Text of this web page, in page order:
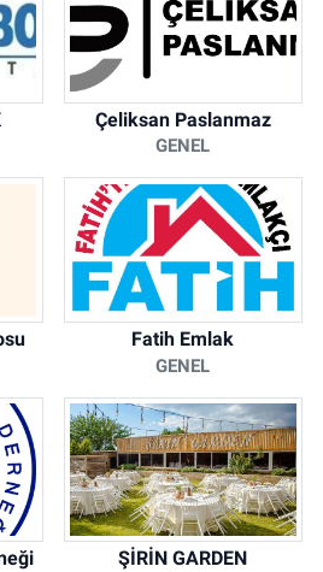
Çeliksan Paslanmaz
GENEL
Fatih Emlak
GENEL
ŞİRİN GARDEN